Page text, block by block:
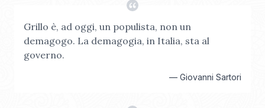
Grillo è, ad oggi, un populista, non un
demagogo. La demagogia, in Italia, sta al
governo.
— Giovanni Sartori